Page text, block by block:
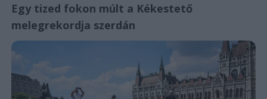
Egy tized fokon múlt a Kékestető
melegrekordja szerdán